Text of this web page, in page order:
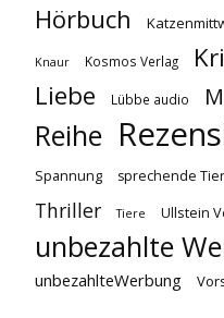
Hörbuch
Knaur Kosmos Verlag
Liebe Lübbe audio
Reihe
Spannung sprechende
Thriller Tiere Ullstein
unbezahlte
unbezahlteWerbung